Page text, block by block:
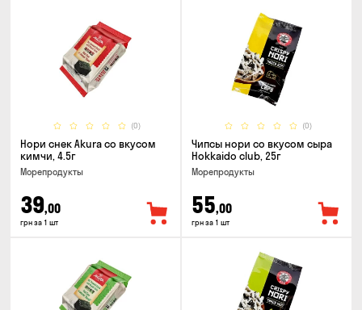
(0)
Нори снек Akura со вкусом
кимчи, 4.5г
Морепродукты
39,00
грн за 1 шт
(0)
Чипсы нори со вкусом сыра
Hokkaido club, 25г
Морепродукты
55,00
грн за 1 шт